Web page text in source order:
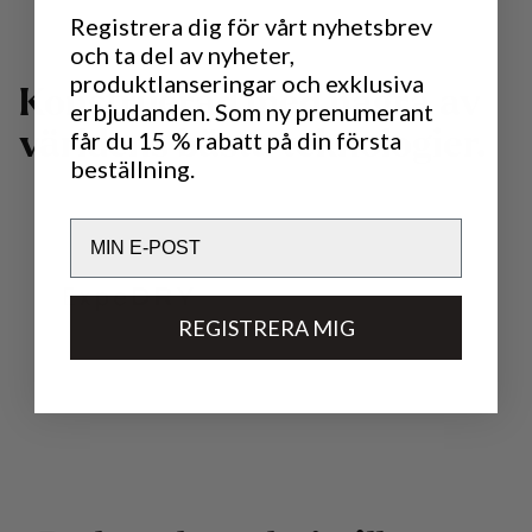
K nstruerad med några
v
rldens bästa teknolo
Registrera dig för vårt nyhetsbrev
och ta del av nyheter,
produktlanseringar och exklusiva
erbjudanden. Som ny prenumerant
får du 15 % rabatt på din första
beställning.
REGISTRERA MIG